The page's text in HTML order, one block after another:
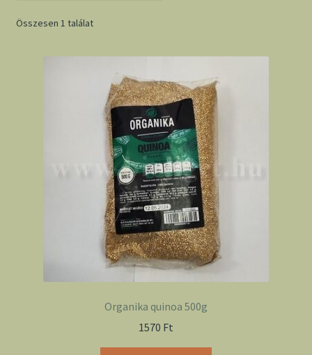
Összesen 1 találat
Organika quinoa 500g
1570 Ft